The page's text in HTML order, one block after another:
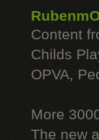
Content
Childs
OPVA,
More
The new